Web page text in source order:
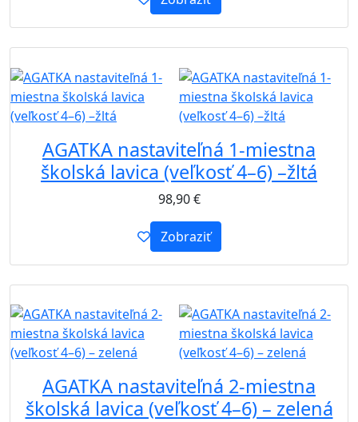
AGATKA nastaviteľná 1-miestna
školská lavica (veľkosť 4–6) –žltá
98,90€
Zobraziť
AGATKA nastaviteľná 2-miestna
školská lavica (veľkosť 4–6) – zelená